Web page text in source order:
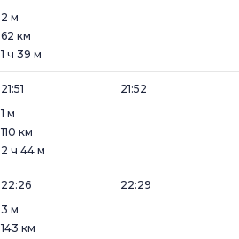
2 м
62 км
1 ч 39 м
21:51
1 м
21:52
110 км
2 ч 44 м
22:26
3 м
22:29
143 км